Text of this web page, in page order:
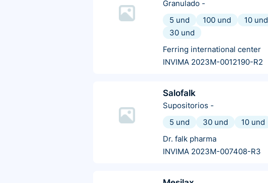
Granulado -
5 und
100 und 10 und
30 und
Ferring international center
INVIMA 2023M-0012190-R2
Salofalk
Supositorios -
5 und
30 und
10 und
Dr. falk pharma
INVIMA 2023M-007408-R3